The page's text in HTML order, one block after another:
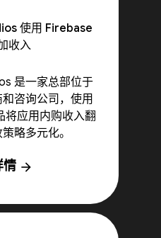
使用 Firebase
收入
是一家总部位于
咨询公司，使用
将应用内购收入翻
略多元化。
情 arrow_forward